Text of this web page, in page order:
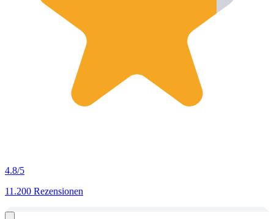
4.8/5
11.200 Rezensionen